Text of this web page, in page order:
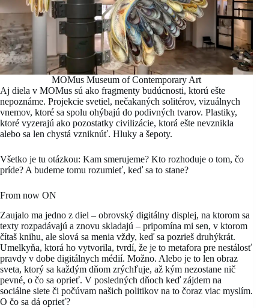
MOMus Museum of Contemporary Art
Aj diela v MOMus sú ako fragmenty budúcnosti, ktorú ešte
nepoznáme. Projekcie svetiel, nečakaných solitérov, vizuálnych
vnemov, ktoré sa spolu ohýbajú do podivných tvarov. Plastiky,
ktoré vyzerajú ako pozostatky civilizácie, ktorá ešte nevznikla
alebo sa len chystá vzniknúť. Hluky a šepoty.
Všetko je tu otázkou: Kam smerujeme? Kto rozhoduje o tom, čo
príde? A budeme tomu rozumieť, keď sa to stane?
From now ON
Zaujalo ma jedno z diel – obrovský digitálny displej, na ktorom sa
texty rozpadávajú a znovu skladajú – pripomína mi sen, v ktorom
čítaš knihu, ale slová sa menia vždy, keď sa pozrieš druhýkrát.
Umelkyňa, ktorá ho vytvorila, tvrdí, že je to metafora pre nestálosť
pravdy v dobe digitálnych médií. Možno. Alebo je to len obraz
sveta, ktorý sa každým dňom zrýchľuje, až kým nezostane nič
pevné, o čo sa oprieť. V posledných dňoch keď zájdem na
sociálne siete či počúvam našich politikov na to čoraz viac myslím.
O čo sa dá oprieť?